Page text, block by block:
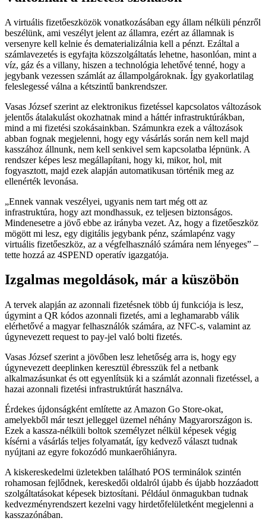
A virtuális fizetőeszközök vonatkozásában egy állam nélküli pénzről
beszélünk, ami veszélyt jelent az államra, ezért az államnak is
versenyre kell kelnie és dematerializálnia kell a pénzt. Ezáltal a
számlavezetés is egyfajta közszolgáltatás lehetne, hasonlóan, mint a
víz, gáz és a villany, hiszen a technológia lehetővé tenné, hogy a
jegybank vezessen számlát az állampolgároknak. Így gyakorlatilag
feleslegessé válna a kétszintű bankrendszer.
Vasas József szerint az elektronikus fizetéssel kapcsolatos változások
jelentős átalakulást okozhatnak mind a háttér infrastruktúrákban,
mind a mi fizetési szokásainkban. Számunkra ezek a változások
abban fognak megjelenni, hogy egy vásárlás során nem kell majd
kasszához állnunk, nem kell senkivel sem kapcsolatba lépnünk. A
rendszer képes lesz megállapítani, hogy ki, mikor, hol, mit
fogyasztott, majd ezek alapján automatikusan történik meg az
ellenérték levonása.
„Ennek vannak veszélyei, ugyanis nem tart még ott az
infrastruktúra, hogy azt mondhassuk, ez teljesen biztonságos.
Mindenesetre a jövő ebbe az irányba vezet. Az, hogy a fizetőeszköz
mögött mi lesz, egy digitális jegybank pénz, számlapénz vagy
virtuális fizetőeszköz, az a végfelhasználó számára nem lényeges” –
tette hozzá az 4SPEND operatív igazgatója.
Izgalmas megoldások, már a küszöbön
A tervek alapján az azonnali fizetésnek több új funkciója is lesz,
úgymint a QR kódos azonnali fizetés, ami a leghamarabb válik
elérhetővé a magyar felhasználók számára, az NFC-s, valamint az
úgynevezett request to pay-jel való bolti fizetés.
Vasas József szerint a jövőben lesz lehetőség arra is, hogy egy
úgynevezett deeplinken keresztül ébresszük fel a netbank
alkalmazásunkat és ott egyenlítsük ki a számlát azonnali fizetéssel, a
hazai azonnali fizetési infrastruktúrát használva.
Érdekes újdonságként említette az Amazon Go Store-okat,
amelyekből már teszt jelleggel üzemel néhány Magyarországon is.
Ezek a kassza-nélküli boltok személyzet nélkül képesek végig
kísérni a vásárlás teljes folyamatát, így kedvező választ tudnak
nyújtani az egyre fokozódó munkaerőhiányra.
A kiskereskedelmi üzletekben található POS terminálok szintén
rohamosan fejlődnek, kereskedői oldalról újabb és újabb hozzáadott
szolgáltatásokat képesek biztosítani. Például önmagukban tudnak
kedvezményrendszert kezelni vagy hirdetőfelületként megjelenni a
kasszazónában.